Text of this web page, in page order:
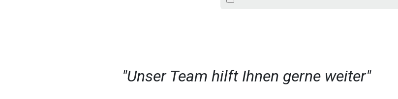
"Unser Team hilft Ihnen gerne weiter"